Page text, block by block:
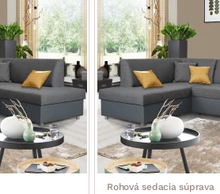
Rohová sedacia súprava